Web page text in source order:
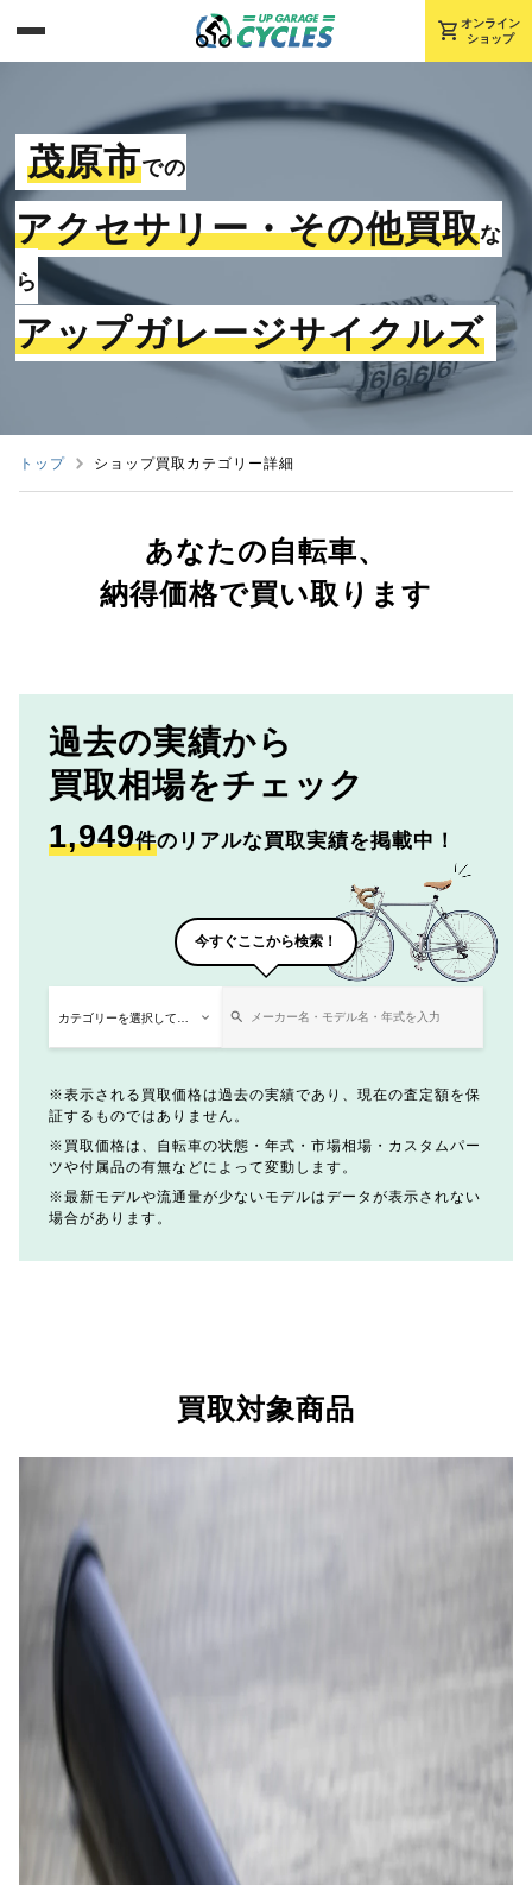
shopping_cart オンライン
ショップ
茂原市での
アクセサリー・その他買取な
ら
アップガレージサイクルズ
トップ ショップ買取カテゴリー詳細
あなたの自転車、
納得価格で買い取ります
過去の実績から
買取相場をチェック
1,949件のリアルな買取実績を掲載中！
今すぐここから検索！
表示される買取価格は過去の実績であり、現在の査定額を保
証するものではありません。
買取価格は、自転車の状態・年式・市場相場・カスタムパー
ツや付属品の有無などによって変動します。
最新モデルや流通量が少ないモデルはデータが表示されない
場合があります。
買取対象商品